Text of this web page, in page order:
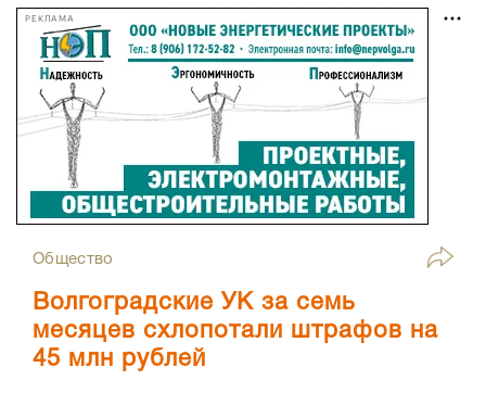
РЕКЛАМА
Общество
Волгоградские УК за семь
месяцев схлопотали штрафов на
45 млн рублей